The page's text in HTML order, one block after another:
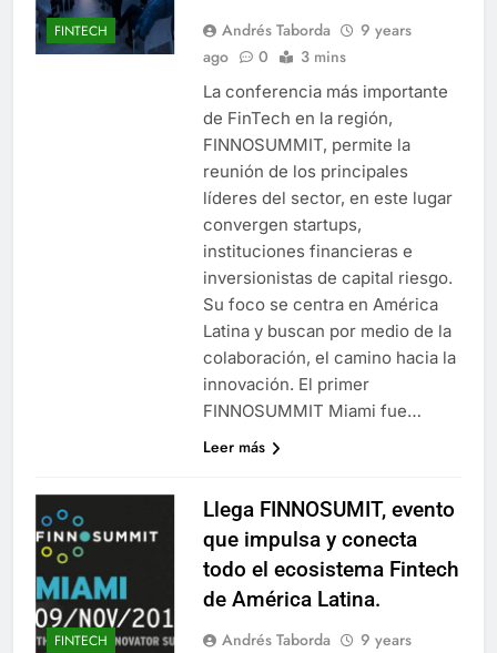
FINTECH Andrés Taborda
9 years
ago
0 3 mins
La conferencia más importante
de FinTech en la región,
FINNOSUMMIT, permite la
reunión de los principales
líderes del sector, en este lugar
convergen startups,
instituciones financieras e
inversionistas de capital riesgo.
Su foco se centra en América
Latina y buscan por medio de la
colaboración, el camino hacia la
innovación. El primer
FINNOSUMMIT Miami fue…
Leer más
FINTECH
Llega FINNOSUMIT, evento
que impulsa y conecta
todo el ecosistema Fintech
de América Latina.
Andrés Taborda
9 years